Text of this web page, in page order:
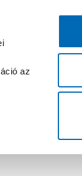
az